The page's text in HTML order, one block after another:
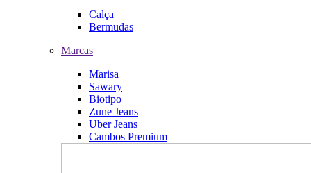
Calça
Bermudas
Marcas
Marisa
Sawary
Biotipo
Zune Jeans
Uber Jeans
Cambos Premium